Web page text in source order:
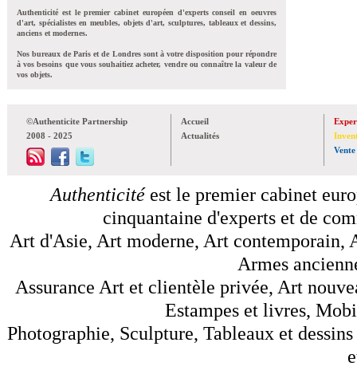
Authenticité est le premier cabinet européen d'experts conseil en oeuvres
d'art, spécialistes en meubles, objets d'art, sculptures, tableaux et dessins,
anciens et modernes.
Nos bureaux de Paris et de Londres sont à votre disposition pour répondre
à vos besoins que vous souhaitiez acheter, vendre ou connaître la valeur de
vos objets.
©Authenticite Partnership
2008 - 2025
Accueil
Actualités
Vente
Authenticitéest le premier cabinet
cinquantaine d'experts et de
Art d'Asie, Art moderne, Art contemporain,
Armes
Assurance Art et clientèle privée, Art
Estampes et livres,
Photographie, Sculpture, Tableaux et